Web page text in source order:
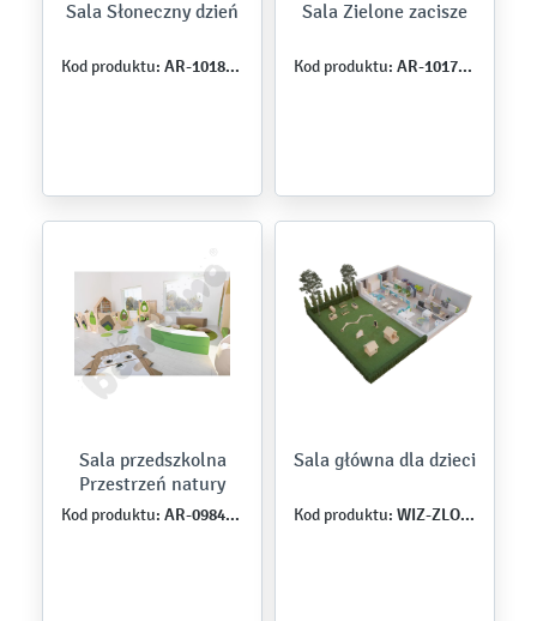
Sala Słoneczny dzień
Kod produktu: AR-101817-E-23
Sala Zielone zacisze
Kod produktu: AR-101729-J-23
Sala przedszkolna
Przestrzeń natury
Kod produktu: AR-098434-ZB-23
Sala główna dla dzieci
Kod produktu: WIZ-ZLO-MB-0020